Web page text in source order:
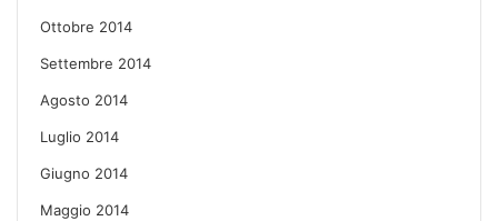
Ottobre 2014
Settembre 2014
Agosto 2014
Luglio 2014
Giugno 2014
Maggio 2014